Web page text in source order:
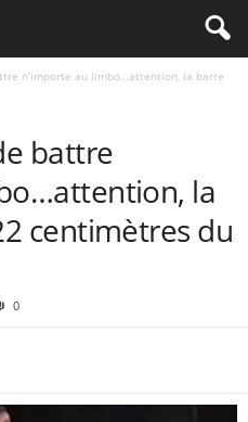
n’importe au limbo…attention, la barre
battre
la
centimètres du
0